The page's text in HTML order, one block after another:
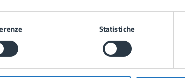
Statistiche
le informazioni su questa